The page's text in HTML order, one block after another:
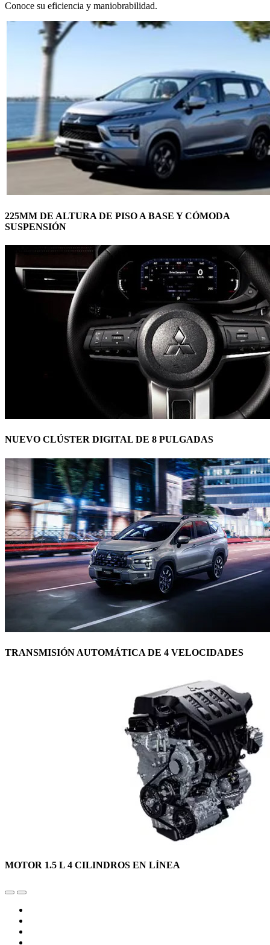
Conoce su eficiencia y maniobrabilidad.
225MM DE ALTURA DE PISO A BASE Y CÓMODA
SUSPENSIÓN
NUEVO CLÚSTER DIGITAL DE 8 PULGADAS
TRANSMISIÓN AUTOMÁTICA DE 4 VELOCIDADES
MOTOR 1.5 L 4 CILINDROS EN LÍNEA